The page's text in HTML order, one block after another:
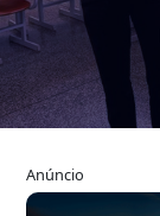
Anúncio